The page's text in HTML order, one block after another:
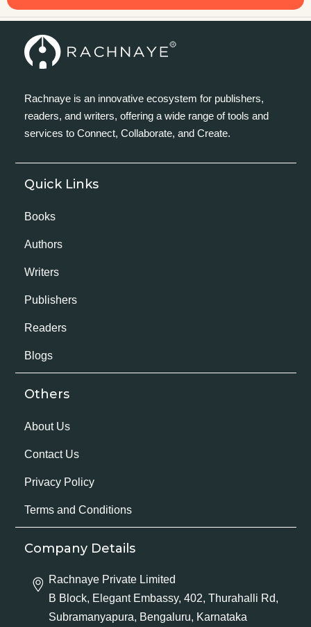
Rachnaye is an innovative ecosystem for publishers,
readers, and writers, offering a wide range of tools and
services to Connect, Collaborate, and Create.
Quick Links
Books
Authors
Writers
Publishers
Readers
Blogs
Others
About Us
Contact Us
Privacy Policy
Terms and Conditions
Company Details
Rachnaye Private Limited
B Block, Elegant Embassy, 402, Thurahalli Rd,
Subramanyapura, Bengaluru, Karnataka